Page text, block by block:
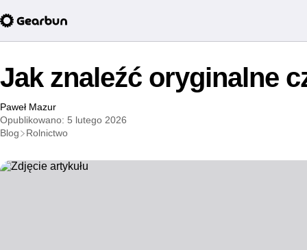
Jak znaleźć oryginalne
Paweł Mazur
Opublikowano: 5 lutego 2026
Blog
Rolnictwo